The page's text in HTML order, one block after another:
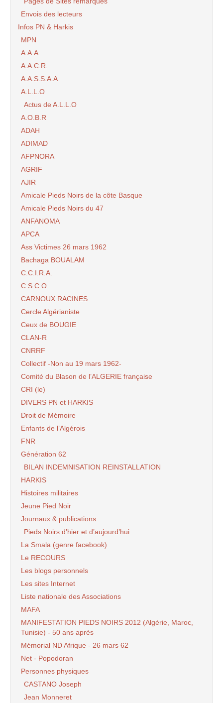
Envois des lecteurs
Infos PN & Harkis
MPN
A.A.A.
A.A.C.R.
A.A.S.S.A.A
A.L.L.O
Actus de A.L.L.O
A.O.B.R
ADAH
ADIMAD
AFPNORA
AGRIF
AJIR
Amicale Pieds Noirs de la côte Basque
Amicale Pieds Noirs du 47
ANFANOMA
APCA
Ass Victimes 26 mars 1962
Bachaga BOUALAM
C.C.I.R.A.
C.S.C.O
CARNOUX RACINES
Cercle Algérianiste
Ceux de BOUGIE
CLAN-R
CNRRF
Collectif -Non au 19 mars 1962-
Comité du Blason de l’ALGERIE française
CRI (le)
DIVERS PN et HARKIS
Droit de Mémoire
Enfants de l’Algérois
FNR
Génération 62
BILAN INDEMNISATION REINSTALLATION
HARKIS
Histoires militaires
Jeune Pied Noir
Journaux & publications
Pieds Noirs d’hier et d’aujourd’hui
La Smala (genre facebook)
Le RECOURS
Les blogs personnels
Les sites Internet
Liste nationale des Associations
MAFA
MANIFESTATION PIEDS NOIRS 2012 (Algérie, Maroc,
Tunisie) - 50 ans après
Mémorial ND Afrique - 26 mars 62
Net - Popodoran
Personnes physiques
CASTANO Joseph
Jean Monneret